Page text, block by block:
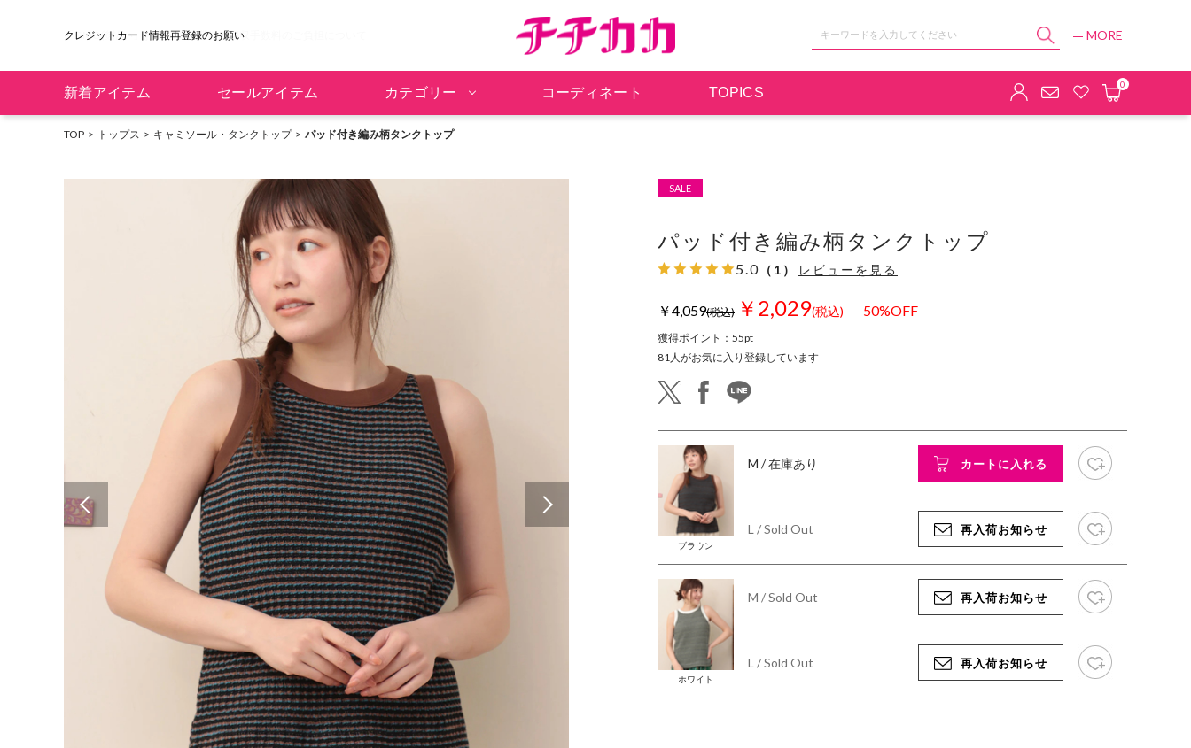
クレジットカード情報再登録のお願い
MORE
新着アイテム セールアイテム カテゴリー コーディネート TOPICS
0
TOP トップス キャミソール・タンクトップ パッド付き編み柄タンクトップ
Previous
SALE
パッド付き編み柄タンクトップ
5.0 （1） レビューを見る
￥4,059(税込) ￥2,029(税込) 50%OFF
獲得ポイント： 55pt
81人がお気に入り登録しています
twitter facebook
ブラウン
M / 在庫あり カートに入れる
L / Sold Out 再入荷お知らせ
ホワイト
M / Sold Out 再入荷お知らせ
L / Sold Out 再入荷お知らせ